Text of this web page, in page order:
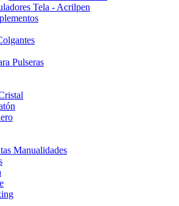
Tela - Acrilpen
Pulseras
Manualidades